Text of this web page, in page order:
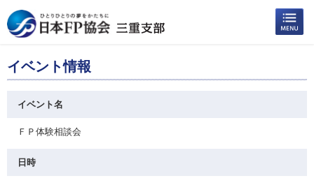
イベント情報
イベント名
ＦＰ体験相談会
日時